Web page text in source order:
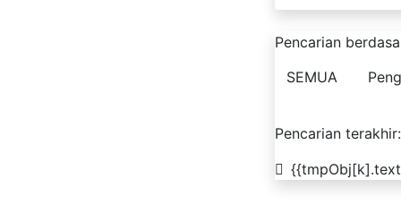
Pencarian
SEMUA
Pencarian terakhir: